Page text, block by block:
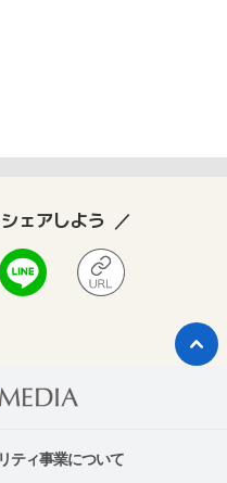
ェアしよう
ティ事業について